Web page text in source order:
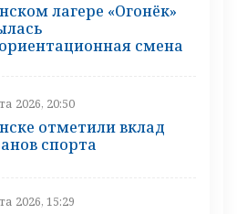
лагере «Огонёк»
смена
2026, 20:50
отметили вклад
спорта
2026, 15:29